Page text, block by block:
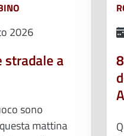
2026
stradale a
sono
mattina